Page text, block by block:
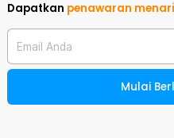
Dapatkan penawaran
Email Anda
Mulai